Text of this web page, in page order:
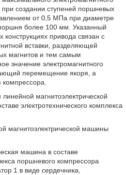
создании ступеней поршневых
от 0,5 МПа при диаметре
более 100 мм. Указанный
конструкциях привода связан с
вставки, разделяющей
магнитов и тем самым
значение электромагнитного
перемещение якоря, а
магнитоэлектрической
электротехнического комплекса
магнитоэлектрической машины
машина в составе
поршневого компрессора
1 в виде сердечника,